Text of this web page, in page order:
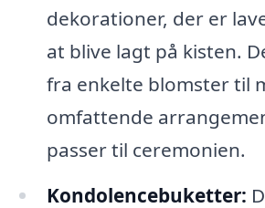
dekorationer, der er
at blive lagt på kisten.
fra enkelte blomster til
omfattende
passer til ceremonien.
Kondolencebuketter: